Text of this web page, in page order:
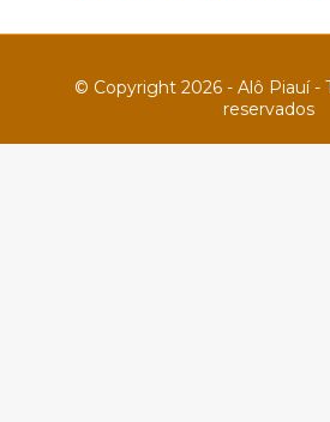
© Copyright 2026 - Alô Piauí -
reservados